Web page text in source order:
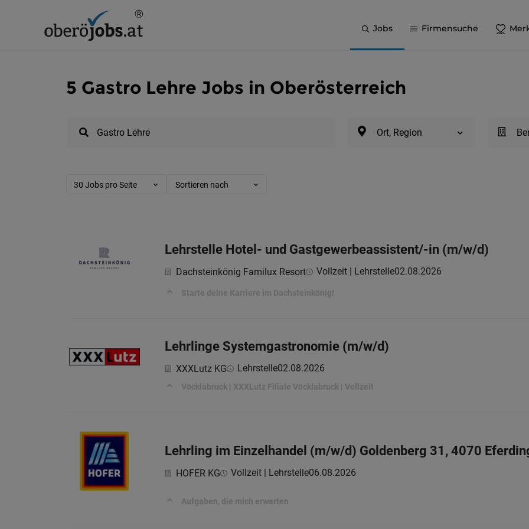
Jobs Firmensuche
5 Gastro Lehre Jobs in Oberösterreich
Ort, Region
30 Jobs pro Seite Sortieren nach
Lehrstelle Hotel- und Gastgewerbeassistent/-in (m/w/d)
Dachsteinkönig Familux Resort Vollzeit | Lehrstelle02.08.2026
Starte deine Karriere im Dachsteinkönig!
Lehrlinge Systemgastronomie (m/w/d)
XXXLutz KG Lehrstelle02.08.2026
Vöcklabruck | XXXLutz Filiale Vöcklabruck | Vollzeit
Lehrling im Einzelhandel (m/w/d) Goldenberg 31, 4070
HOFER KG Vollzeit | Lehrstelle06.08.2026
Aufgaben, die mich erwarten